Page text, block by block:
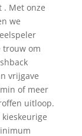
. Met onze
we
trouw om
vrijgave
of meer
uitloop.